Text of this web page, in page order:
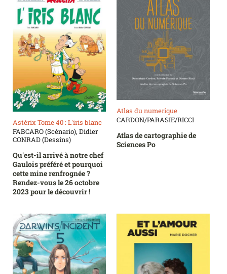
Astérix Tome 40 : L'iris blanc
FABCARO (Scénario), Didier
CONRAD (Dessins)
Qu'est-il arrivé à notre chef
Gaulois préféré et pourquoi
cette mine renfrognée ?
Rendez-vous le 26 octobre
2023 pour le découvrir !
Atlas du numerique
CARDON/PARASIE/RICCI
Atlas de cartographie de
Sciences Po